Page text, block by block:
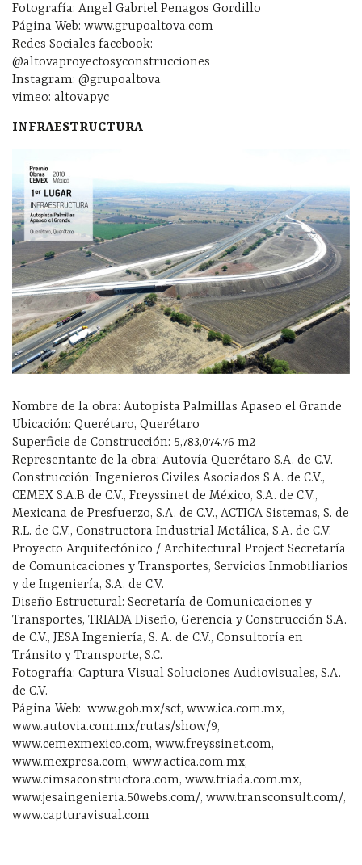
Fotografía: Angel Gabriel Penagos Gordillo
Página Web: www.grupoaltova.com
Redes Sociales facebook:
@altovaproyectosyconstrucciones
Instagram: @grupoaltova
vimeo: altovapyc
INFRAESTRUCTURA
Nombre de la obra: Autopista Palmillas Apaseo el Grande
Ubicación: Querétaro, Querétaro
Superficie de Construcción: 5,783,074.76 m2
Representante de la obra: Autovía Querétaro S.A. de C.V.
Construcción: Ingenieros Civiles Asociados S.A. de C.V.,
CEMEX S.A.B de C.V., Freyssinet de México, S.A. de C.V.,
Mexicana de Presfuerzo, S.A. de C.V., ACTICA Sistemas, S. de
R.L. de C.V., Constructora Industrial Metálica, S.A. de C.V.
Proyecto Arquitectónico / Architectural Project Secretaría
de Comunicaciones y Transportes, Servicios Inmobiliarios
y de Ingeniería, S.A. de C.V.
Diseño Estructural: Secretaría de Comunicaciones y
Transportes, TRIADA Diseño, Gerencia y Construcción S.A.
de C.V., JESA Ingeniería, S. A. de C.V., Consultoría en
Tránsito y Transporte, S.C.
Fotografía: Captura Visual Soluciones Audiovisuales, S.A.
de C.V.
Página Web: www.gob.mx/sct, www.ica.com.mx,
www.autovia.com.mx/rutas/show/9,
www.cemexmexico.com, www.freyssinet.com,
www.mexpresa.com, www.actica.com.mx,
www.cimsaconstructora.com, www.triada.com.mx,
www.jesaingenieria.50webs.com/, www.transconsult.com/,
www.capturavisual.com